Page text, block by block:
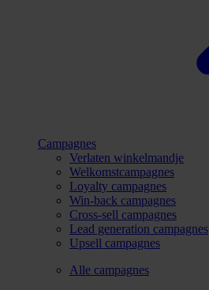
Campagnes
Verlaten winkelmandje
Welkomstcampagnes
Loyalty campagnes
Win-back campagnes
Cross-sell campagnes
Lead generation campagnes
Upsell campagnes
Alle campagnes